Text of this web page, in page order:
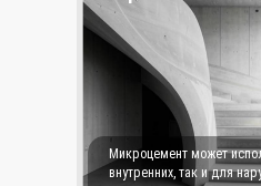
Микроцемент может
внутренних, так и для